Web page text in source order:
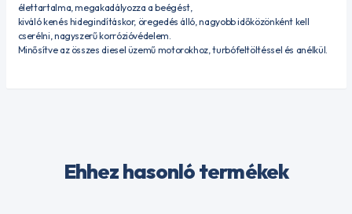
élettartalma, megakadályozza a beégést,
kiváló kenés hidegindításkor, öregedés álló, nagyobb időközönként kell
cserélni, nagyszerű korrózióvédelem.
Minősítve az összes diesel üzemű motorokhoz, turbófeltöltéssel és anélkül.
Ehhez hasonló termékek